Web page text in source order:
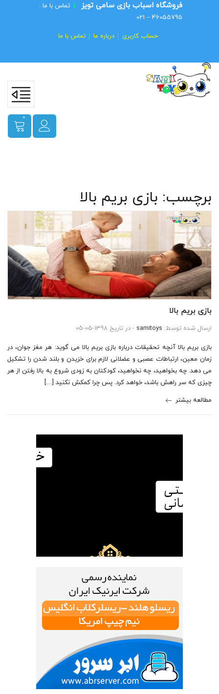
فروشگاه اسباب بازی سامی تویز | تماس با ما :
46055795 – 021
حساب کاربری درباره ما تماس با ما
0
برچسب: بازی بریم بالا
بازی بریم بالا
ارسال شده توسط: samitoys - در تاریخ 1398-05-05
بازی بریم بالا آنچه تحقیقات درباره بازی بریم بالا می گوید: هر مغز جوان، در
زمان معین، ارتباطات عصبی و عضلانی لازم برای خزیدن و بلند شدن را تشکیل
می دهد. چه بخواهید، چه نخواهید، کودکتان به زودی شروع به بالا رفتن از هر
چیزی که سر راهش باشد، خواهد کرد. پس چرا کمکش نکنید […]
مطالعه بیشتر